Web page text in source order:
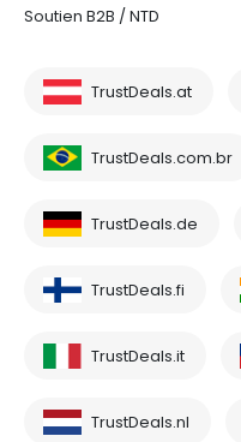
Soutien B2B / NTD
TrustDeals.at
TrustDeals.com.br
TrustDeals.de
TrustDeals.fi
TrustDeals.it
TrustDeals.nl